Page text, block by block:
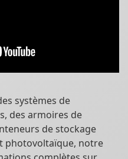
systèmes de
des armoires de
de stockage
photovoltaïque, notre